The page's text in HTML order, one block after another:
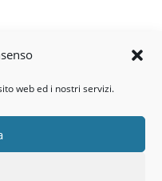
web ed i nostri servizi.
14 – 31030